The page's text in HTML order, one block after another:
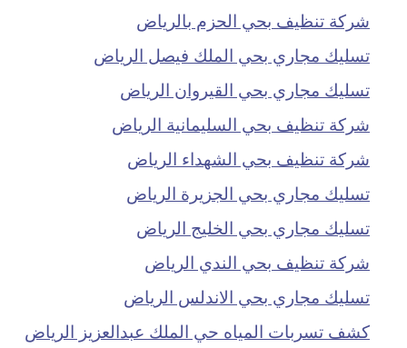
شركة تنظيف بحي الحزم بالرياض
تسليك مجاري بحي الملك فيصل الرياض
تسليك مجاري بحي القيروان الرياض
شركة تنظيف بحي السليمانية الرياض
شركة تنظيف بحي الشهداء الرياض
تسليك مجاري بحي الجزيرة الرياض
تسليك مجاري بحي الخليج الرياض
شركة تنظيف بحي الندي الرياض
تسليك مجاري بحي الاندلس الرياض
كشف تسربات المياه حي الملك عبدالعزيز الرياض